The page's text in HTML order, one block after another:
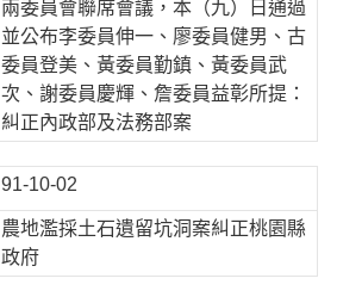
兩委員會聯席會議，本（九）日通過
並公布李委員伸一、廖委員健男、古
委員登美、黃委員勤鎮、黃委員武
次、謝委員慶輝、詹委員益彰所提：
糾正內政部及法務部案
91-10-02
農地濫採土石遺留坑洞案糾正桃園縣
政府